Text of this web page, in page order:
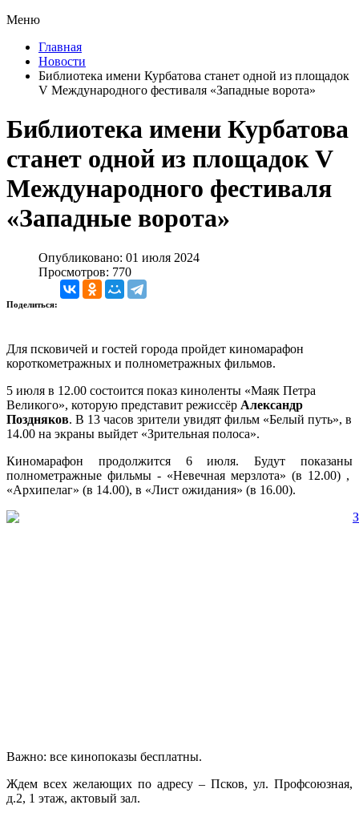
Меню
Главная
Новости
Библиотека имени Курбатова станет одной из площадок
V Международного фестиваля «Западные ворота»
Библиотека имени Курбатова
станет одной из площадок V
Международного фестиваля
«Западные ворота»
Опубликовано: 01 июля 2024
Просмотров: 770
Поделиться:
Для псковичей и гостей города пройдет киномарафон
короткометражных и полнометражных фильмов.
5 июля в 12.00 состоится показ киноленты «Маяк Петра
Великого», которую представит режиссёр Александр
Поздняков. В 13 часов зрители увидят фильм «Белый путь», в
14.00 на экраны выйдет «Зрительная полоса».
Киномарафон продолжится 6 июля. Будут показаны
полнометражные фильмы - «Невечная мерзлота» (в 12.00) ,
«Архипелаг» (в 14.00), в «Лист ожидания» (в 16.00).
Важно: все кинопоказы бесплатны.
Ждем всех желающих по адресу – Псков, ул. Профсоюзная,
д.2, 1 этаж, актовый зал.